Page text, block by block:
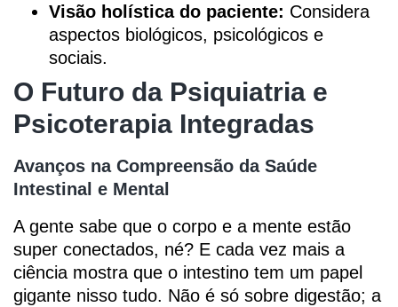
Visão holística do paciente: Considera
aspectos biológicos, psicológicos e
sociais.
O Futuro da Psiquiatria e
Psicoterapia Integradas
Avanços na Compreensão da Saúde
Intestinal e Mental
A gente sabe que o corpo e a mente estão
super conectados, né? E cada vez mais a
ciência mostra que o intestino tem um papel
gigante nisso tudo. Não é só sobre digestão; a